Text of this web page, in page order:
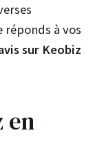
réponds à vos
sur Keobiz
en